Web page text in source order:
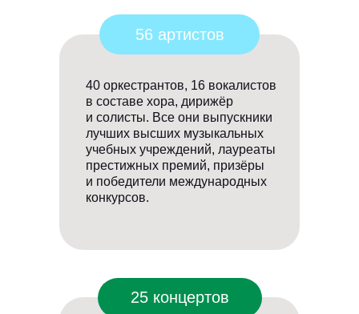
40 оркестрантов, 16 вокалистов
в составе хора, дирижёр
и солисты. Все они выпускники
лучших высших музыкальных
учебных учреждений, лауреаты
престижных премий, призёры
и победители международных
конкурсов.
56 артистов
25 концертов